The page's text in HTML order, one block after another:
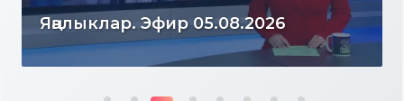
Яңалыклар. Эфир 04.08.2026